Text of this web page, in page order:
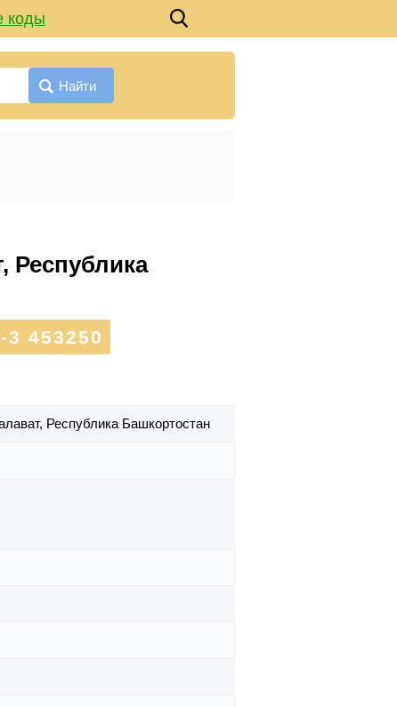
коды
Найти
Республика
453250
Республика Башкортостан